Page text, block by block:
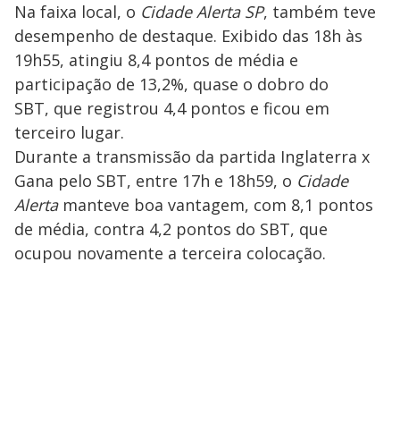
Na faixa local, o Cidade Alerta SP, também teve
desempenho de destaque. Exibido das 18h às
19h55, atingiu 8,4 pontos de média e
participação de 13,2%, quase o dobro do
SBT, que registrou 4,4 pontos e ficou em
terceiro lugar.
Durante a transmissão da partida Inglaterra x
Gana pelo SBT, entre 17h e 18h59, o Cidade
Alertamanteve boa vantagem, com 8,1 pontos
de média, contra 4,2 pontos do SBT, que
ocupou novamente a terceira colocação.